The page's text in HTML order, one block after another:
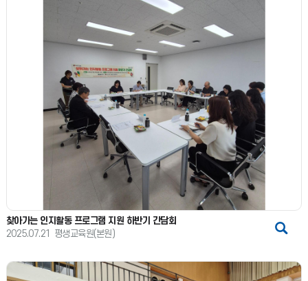
찾아가는 인지활동 프로그램 지원 하반기 간담회
2025.07.21
평생교육원(본원)